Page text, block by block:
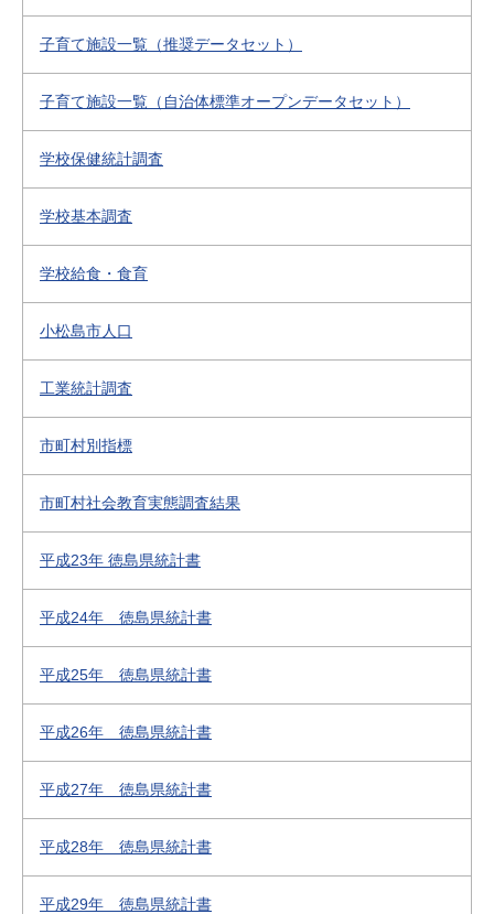
子育て施設一覧（推奨データセット）
子育て施設一覧（自治体標準オープンデータセット）
学校保健統計調査
学校基本調査
学校給食・食育
小松島市人口
工業統計調査
市町村別指標
市町村社会教育実態調査結果
平成23年 徳島県統計書
平成24年 徳島県統計書
平成25年 徳島県統計書
平成26年 徳島県統計書
平成27年 徳島県統計書
平成28年 徳島県統計書
平成29年 徳島県統計書